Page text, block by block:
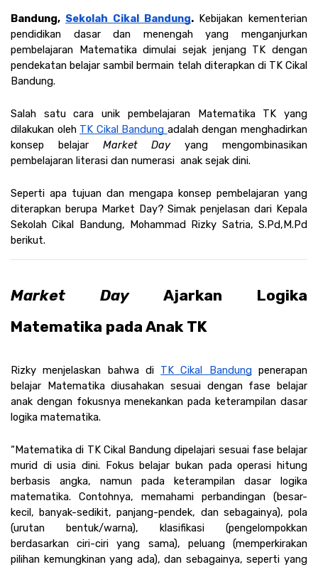
Bandung, Sekolah Cikal Bandung. Kebijakan kementerian
pendidikan dasar dan menengah yang menganjurkan
pembelajaran Matematika dimulai sejak jenjang TK dengan
pendekatan belajar sambil bermain telah diterapkan di TK Cikal
Bandung.
Salah satu cara unik pembelajaran Matematika TK yang
dilakukan oleh TK Cikal Bandung adalah dengan menghadirkan
konsep belajar Market Day yang mengombinasikan
pembelajaran literasi dan numerasi  anak sejak dini.
Seperti apa tujuan dan mengapa konsep pembelajaran yang
diterapkan berupa Market Day? Simak penjelasan dari Kepala
Sekolah Cikal Bandung, Mohammad Rizky Satria, S.Pd,M.Pd
berikut.
Market Day Ajarkan Logika
Matematika pada Anak TK
Rizky menjelaskan bahwa di TK Cikal Bandung penerapan
belajar Matematika diusahakan sesuai dengan fase belajar
anak dengan fokusnya menekankan pada keterampilan dasar
logika matematika.
“Matematika di TK Cikal Bandung dipelajari sesuai fase belajar
murid di usia dini. Fokus belajar bukan pada operasi hitung
berbasis angka, namun pada keterampilan dasar logika
matematika. Contohnya, memahami perbandingan (besar-
kecil, banyak-sedikit, panjang-pendek, dan sebagainya), pola
(urutan bentuk/warna), klasifikasi (pengelompokkan
berdasarkan ciri-ciri yang sama), peluang (memperkirakan
pilihan kemungkinan yang ada), dan sebagainya, seperti yang